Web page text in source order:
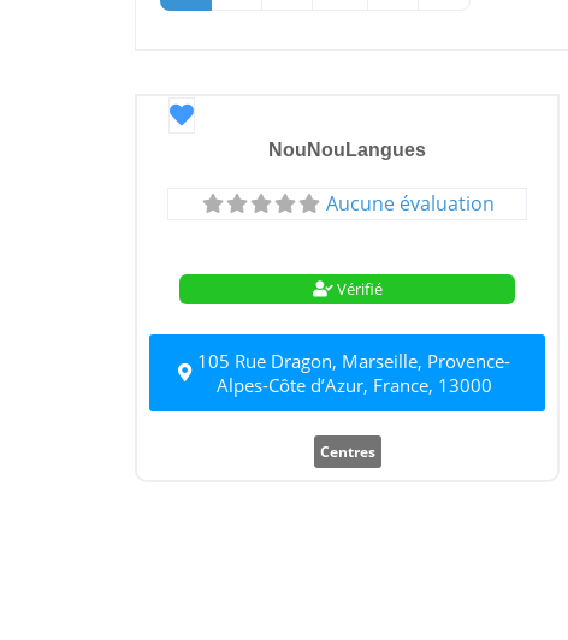
Favori
NouNouLangues
Aucune évaluation
Vérifié
105 Rue Dragon, Marseille, Provence-
Alpes-Côte d’Azur, France, 13000
Centres